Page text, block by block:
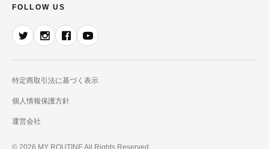
FOLLOW US
特定商取引法に基づく表示
個人情報保護方針
運営会社